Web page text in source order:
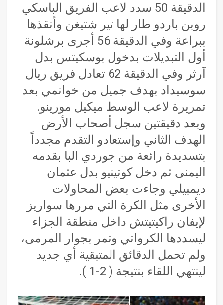
الدقيقة 50 سدد لاعب الفريق الباسكي
روبن باردو طار لها تير شتيغن وأنقذها
ببراعة وفي الدقيقة 56 أجرى برشلونة
أول التبديلات بدخول بوسكيتس بدل
آرثر وفي الدقيقة 62 تعادل فريق ريال
سوسيداد بهدف جميل من خوانمي بعد
تمريرة لاعب الوسط ميكيل مورينو.
وبعد دقيقتين سجل أصحاب الأرض
الهدف الثاني وإستعادو التقدم مجدداً
بتسديدة رائعة من جوردي البا بقدمه
اليمنى ثم دخل كوتينيو بدل عثمان
ديمبيلي وجاءت بعض المحاولات
الأخرى مثل الكرة التي مررها سواريز
لإيفان راكيتيتش داخل منطقة الجزاء
ليسددها الكرواتي وتمر بجوار المرمى،
ولم تحمل الدقائق المتبقية أي جديد
لينتهي اللقاء بنتيجة ( 2-1 ).